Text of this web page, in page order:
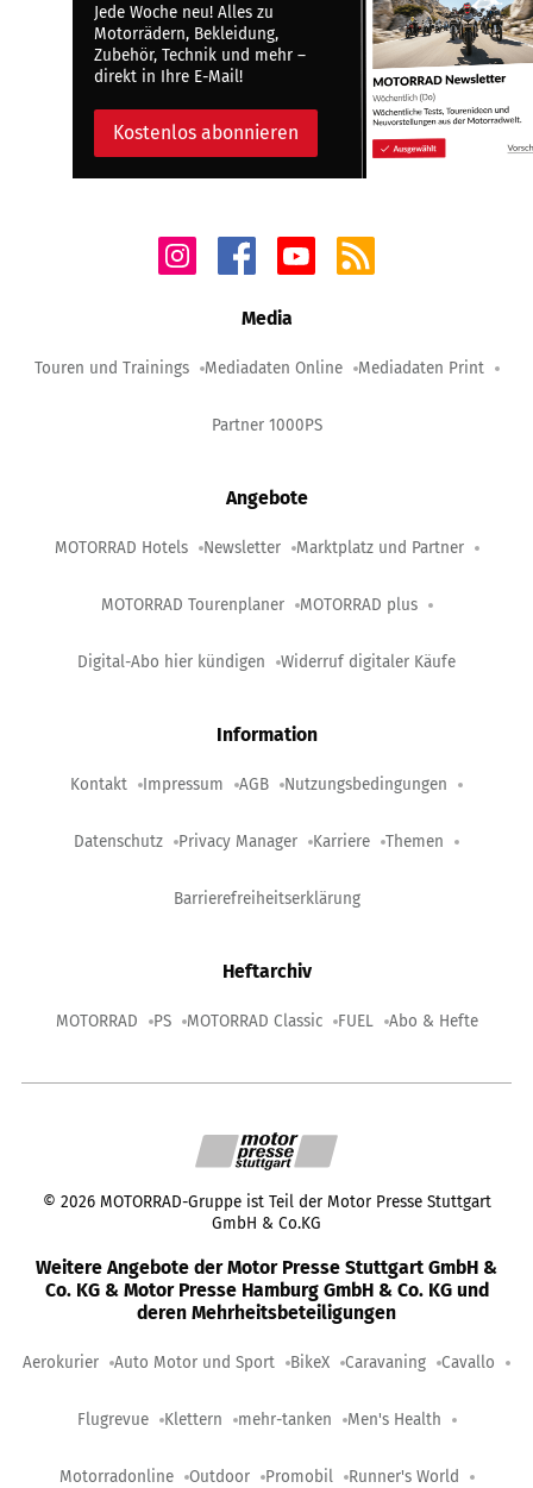
Jede Woche neu! Alles zu
Motorrädern, Bekleidung,
Zubehör, Technik und mehr –
direkt in Ihre E-Mail!
Kostenlos abonnieren
Media
Touren und Trainings Mediadaten Online Mediadaten Print
Partner 1000PS
Angebote
MOTORRAD Hotels Newsletter Marktplatz und Partner
MOTORRAD Tourenplaner MOTORRAD plus
Digital-Abo hier kündigen Widerruf digitaler Käufe
Information
Kontakt Impressum AGB Nutzungsbedingungen
Datenschutz Privacy Manager Karriere Themen
Barrierefreiheitserklärung
Heftarchiv
MOTORRAD PS MOTORRAD Classic FUEL Abo & Hefte
© 2026 MOTORRAD-Gruppe ist Teil der Motor Presse Stuttgart
GmbH & Co.KG
Weitere Angebote der Motor Presse Stuttgart GmbH &
Co. KG & Motor Presse Hamburg GmbH & Co. KG und
deren Mehrheitsbeteiligungen
Aerokurier Auto Motor und Sport BikeX Caravaning Cavallo
Flugrevue Klettern mehr-tanken Men's Health
Motorradonline Outdoor Promobil Runner's World